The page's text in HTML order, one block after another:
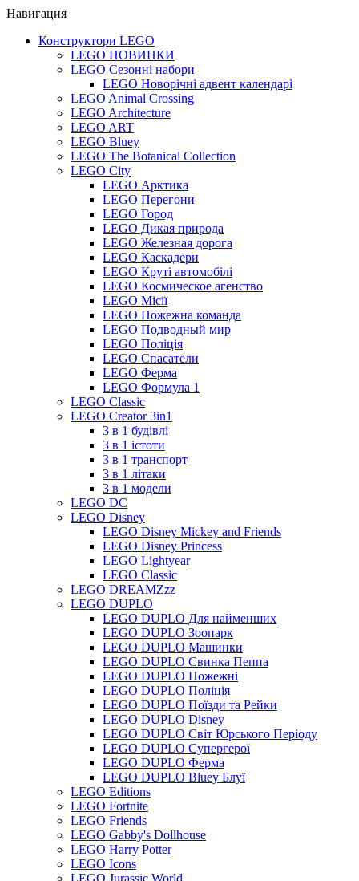
Навигация
Конструктори LEGO
LEGO НОВИНКИ
LEGO Сезонні набори
LEGO Новорічні адвент календарі
LEGO Animal Crossing
LEGO Architecture
LEGO ART
LEGO Bluey
LEGO The Botanical Collection
LEGO City
LEGO Арктика
LEGO Перегони
LEGO Город
LEGO Дикая природа
LEGO Железная дорога
LEGO Каскадери
LEGO Круті автомобілі
LEGO Космическое агенство
LEGO Місії
LEGO Пожежна команда
LEGO Подводный мир
LEGO Поліція
LEGO Спасатели
LEGO Ферма
LEGO Формула 1
LEGO Classic
LEGO Creator 3in1
3 в 1 будівлі
3 в 1 істоти
3 в 1 транспорт
3 в 1 літаки
3 в 1 модели
LEGO DC
LEGO Disney
LEGO Disney Mickey and Friends
LEGO Disney Princess
LEGO Lightyear
LEGO Classic
LEGO DREAMZzz
LEGO DUPLO
LEGO DUPLO Для найменших
LEGO DUPLO Зоопарк
LEGO DUPLO Машинки
LEGO DUPLO Свинка Пеппа
LEGO DUPLO Пожежні
LEGO DUPLO Поліція
LEGO DUPLO Поїзди та Рейки
LEGO DUPLO Disney
LEGO DUPLO Світ Юрського Періоду
LEGO DUPLO Супергерої
LEGO DUPLO Ферма
LEGO DUPLO Bluey Блуї
LEGO Editions
LEGO Fortnite
LEGO Friends
LEGO Gabby's Dollhouse
LEGO Harry Potter
LEGO Icons
LEGO Jurassic World